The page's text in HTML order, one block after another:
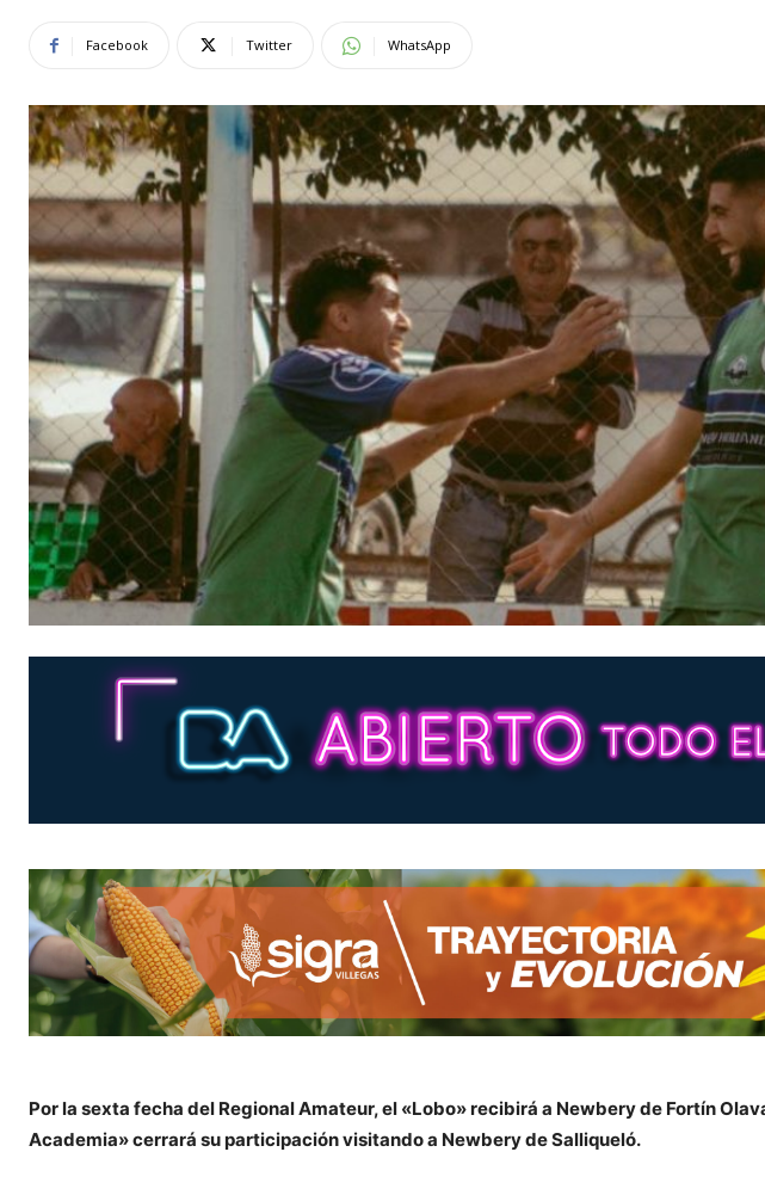
Facebook Twitter WhatsApp
Por la sexta fecha del Regional Amateur, el «Lobo» recibirá a Newbery de Fortín
Academia» cerrará su participación visitando a Newbery de Salliqueló.